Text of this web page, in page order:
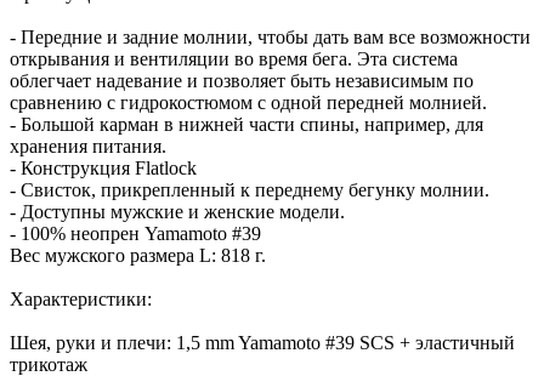
- Передние и задние молнии, чтобы дать вам все возможности
открывания и вентиляции во время бега. Эта система
облегчает надевание и позволяет быть независимым по
сравнению с гидрокостюмом с одной передней молнией.
- Большой карман в нижней части спины, например, для
хранения питания.
- Конструкция Flatlock
- Свисток, прикрепленный к переднему бегунку молнии.
- Доступны мужские и женские модели.
- 100% неопрен Yamamoto #39
Вес мужского размера L: 818 г.
Характеристики:
Шея, руки и плечи: 1,5 mm Yamamoto #39 SCS + эластичный
трикотаж